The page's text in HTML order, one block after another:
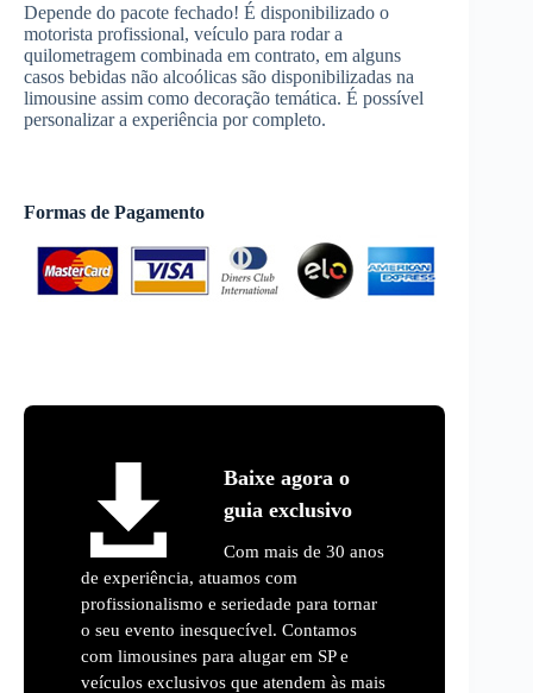
Depende do pacote fechado! É disponibilizado o
motorista profissional, veículo para rodar a
quilometragem combinada em contrato, em alguns
casos bebidas não alcoólicas são disponibilizadas na
limousine assim como decoração temática. É possível
personalizar a experiência por completo.
Formas de Pagamento
Baixe agora o
guia exclusivo
Com mais de 30 anos
de experiência, atuamos com
profissionalismo e seriedade para tornar
o seu evento inesquecível. Contamos
com limousines para alugar em SP e
veículos exclusivos que atendem às mais